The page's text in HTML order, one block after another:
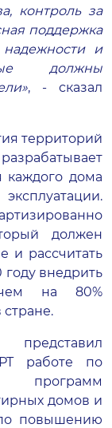
контроль за
поддержка
надежности и
должны
, - сказал
территорий
каждого дома
должен
и рассчитать
году внедрить
на 80%
работе по
программ
домов и
повышению